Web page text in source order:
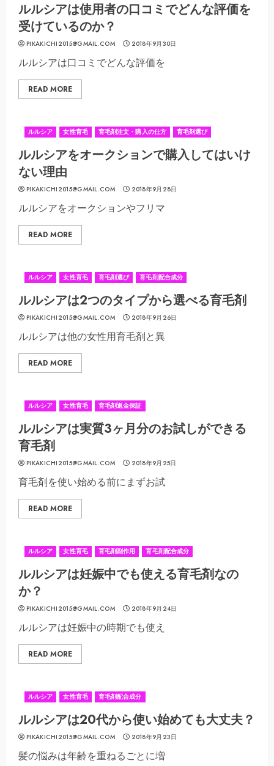
ルルシアは使用者の口コミでどんな評価を
受けているのか？
PIKAKICHI2015@GMAIL.COM 2018年9月30日
ルルシアは口コミでどんな評価を
READ MORE
ルルシア 女性育毛 育毛剤注文・購入の仕方 育毛剤選び
ルルシアをオークションで購入してはいけ
ない理由
PIKAKICHI2015@GMAIL.COM 2018年9月28日
ルルシアをオークションやフリマ
READ MORE
ルルシア 女性育毛 育毛剤選び 育毛剤配合成分
ルルシアは2つのタイプから選べる育毛剤
PIKAKICHI2015@GMAIL.COM 2018年9月26日
ルルシアは他の女性用育毛剤と異
READ MORE
ルルシア 女性育毛 育毛剤返金保証
ルルシアは実質3ヶ月分のお試しができる
育毛剤
PIKAKICHI2015@GMAIL.COM 2018年9月25日
育毛剤を使い始める前にまずお試
READ MORE
ルルシア 女性育毛 育毛剤副作用 育毛剤配合成分
ルルシアは妊娠中でも使える育毛剤なの
か？
PIKAKICHI2015@GMAIL.COM 2018年9月24日
ルルシアは妊娠中の時期でも使え
READ MORE
ルルシア 女性育毛 育毛剤配合成分
ルルシアは20代から使い始めても大丈夫？
PIKAKICHI2015@GMAIL.COM 2018年9月23日
髪の悩みは年齢を重ねるごとに増